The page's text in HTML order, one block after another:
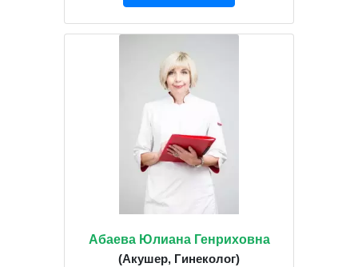
Абаева Юлиана Генриховна
(Акушер, Гинеколог)